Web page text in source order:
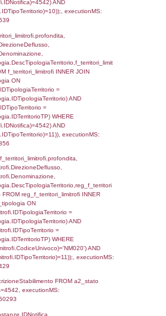
f_territori_limitrofi.Distanza,
FROM
ON
=
=
AND
f_territori_limitrofi.Distanza,